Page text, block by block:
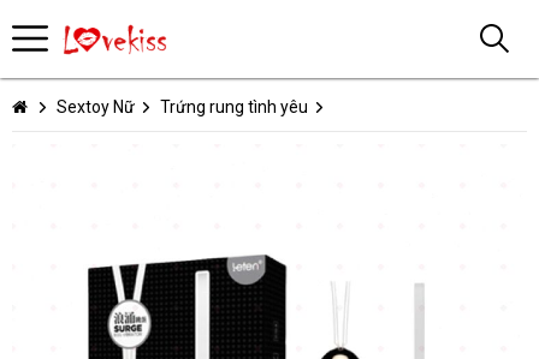
Sextoy Nữ Trứng rung tình yêu